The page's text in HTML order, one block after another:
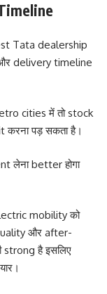
Tata dealership
delivery timeline
cities में तो stock
करना पड़ सकता है।
लेना better होगा
mobility को
और after-
है इसलिए